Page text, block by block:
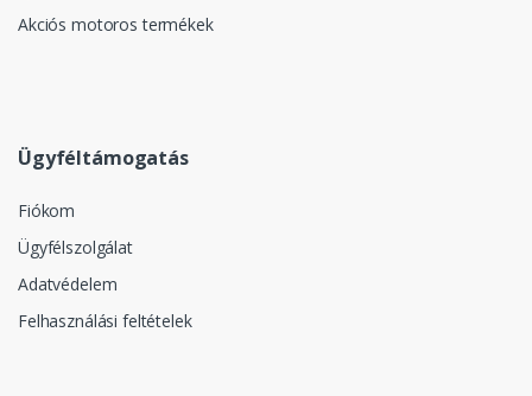
Akciós motoros termékek
Ügyféltámogatás
Fiókom
Ügyfélszolgálat
Adatvédelem
Felhasználási feltételek